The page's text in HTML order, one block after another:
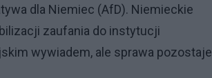
dla Niemiec (AfD). Niemieckie
zaufania do instytucji
wywiadem, ale sprawa pozostaje